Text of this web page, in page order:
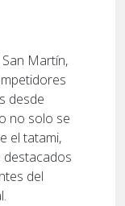
Martín,
desde
no solo se
el tatami,
destacados
del